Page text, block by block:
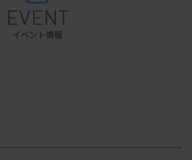
EVENT
イベント情報